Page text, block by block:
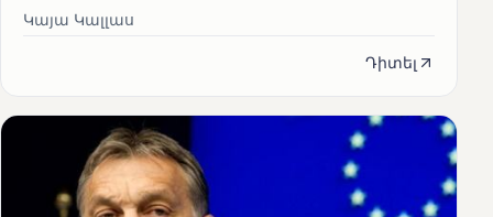
Կայա Կալլաս
Դիտել